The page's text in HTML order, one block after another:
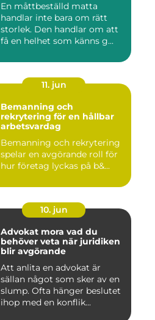
En måttbeställd matta
handlar inte bara om rätt
storlek. Den handlar om att
få en helhet som känns g...
11. jun
Bemanning och
rekrytering för en hållbar
arbetsvardag
Bemanning och rekrytering
spelar en avgörande roll för
hur företag lyckas på b&...
10. jun
Advokat mora vad du
behöver veta när juridiken
blir avgörande
Att anlita en advokat är
sällan något som sker av en
slump. Ofta hänger beslutet
ihop med en konflik...